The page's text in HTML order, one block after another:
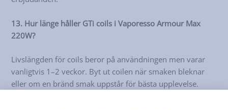
13. Hur länge håller GTi coils i Vaporesso Armour Max
220W?
Livslängden för coils beror på användningen men varar
vanligtvis 1–2 veckor. Byt ut coilen när smaken bleknar
eller om en bränd smak uppstår för bästa upplevelse.